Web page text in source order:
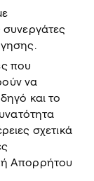
συνεργάτες
που
να
και το
σχετικά
Απορρήτου